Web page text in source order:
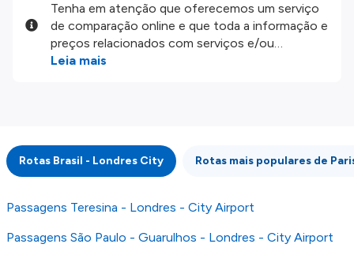
Tenha em atenção que oferecemos um serviço
de comparação online e que toda a informação e
preços relacionados com serviços e/ou
produtos disponíveis no nosso website são
integridade ou pela precisão da informação
publicada, por isso verifique com atenção todas
as condições no website do parceiro antes de
fazer uma reserva. Para mais detalhes verifique
os nossosTermos e Condições.
Leia mais
Rotas Brasil - Londres City Rotas mais populares de
Passagens Teresina - Londres - City Airport
Passagens São Paulo - Guarulhos - Londres - City Airport